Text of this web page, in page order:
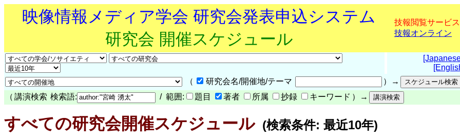
映像情報メディア学会 研究会発表申込システム
研究会 開催スケジュール
技報閲覧サービス
技報オンライン
（
研究会名/開催地/テーマ
）→
（ 講演検索 検索語: / 範囲: 題目 著者 所属 抄録 キーワード ）→
すべての研究会開催スケジュール(検索条件: 最近10年)